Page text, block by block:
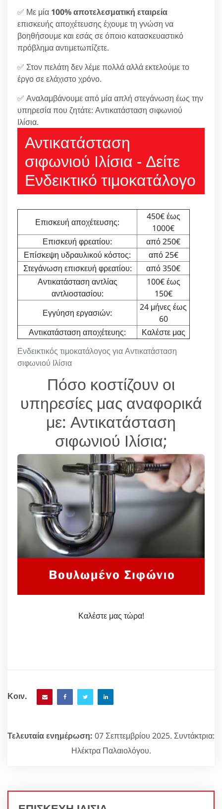
✅ Με μία 100% αποτελεσματική εταιρεία
επισκευής αποχέτευσης έχουμε τη γνώση να
βοηθήσουμε και εσάς σε όποιο κατασκευαστικό
πρόβλημα αντιμετωπίζετε.
✅ Στον πελάτη δεν λέμε πολλά αλλά εκτελούμε το
έργο σε ελάχιστο χρόνο.
✅ Αναλαμβάνουμε από μία απλή στεγάνωση έως την
υπηρεσία που ζητάτε: Αντικατάσταση σιφωνιού
Ιλίσια.
Αντικατάσταση
σιφωνιού Ιλίσια - Δείτε
Ενδεικτικό τιμοκατάλογο
Ενδεικτικός τιμοκατάλογος για Αντικατάσταση
σιφωνιού Ιλίσια
Επισκευή αποχέτευσης:
450€ έως
1000€
Επισκευή φρεατίου:
από 250€
Επίσκεψη υδραυλικού κόστος:
από 25€
Στεγάνωση επισκευή φρεατίου:
από 350€
Αντικατάσταση αντλίας
αντλιοστασίου:
100€ έως
150€
Εγγύηση εργασιών:
24 μήνες έως
60
Αντικατάσταση αποχέτευης:
Καλέστε μας
Πόσο κοστίζουν οι
υπηρεσίες μας αναφορικά
με: Αντικατάσταση
σιφωνιού Ιλίσια;
Καλέστε μας τώρα!
Κοιν.
Τελευταία ενημέρωση: 07 Σεπτεμβρίου 2025. Συντάκτρια:
Ηλέκτρα Παλαιολόγου.